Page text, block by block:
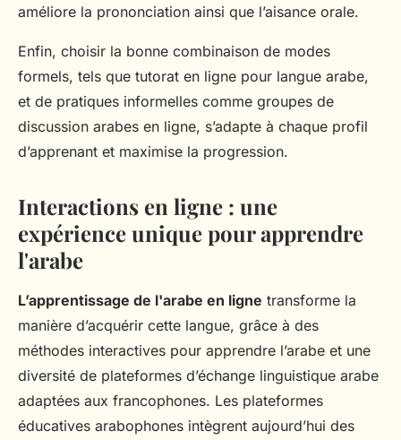
améliore la prononciation ainsi que l’aisance orale.
Enfin, choisir la bonne combinaison de modes
formels, tels que tutorat en ligne pour langue arabe,
et de pratiques informelles comme groupes de
discussion arabes en ligne, s’adapte à chaque profil
d’apprenant et maximise la progression.
Interactions en ligne : une
expérience unique pour apprendre
l'arabe
L’apprentissage de l'arabe en ligne transforme la
manière d’acquérir cette langue, grâce à des
méthodes interactives pour apprendre l’arabe et une
diversité de plateformes d’échange linguistique arabe
adaptées aux francophones. Les plateformes
éducatives arabophones intègrent aujourd’hui des